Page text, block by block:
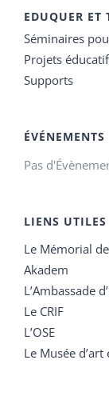
EDUQUER ET
Séminaires
Projets
Supports
ÉVÉNEMENTS
Pas
LIENS UTILES
Le Mémorial
Akadem
L’Ambassade
Le CRIF
L’OSE
Le Musée